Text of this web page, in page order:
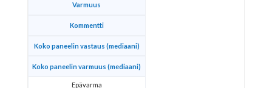
Varmuus
Kommentti
Koko paneelin vastaus (mediaani)
Koko paneelin varmuus (mediaani)
Epävarma